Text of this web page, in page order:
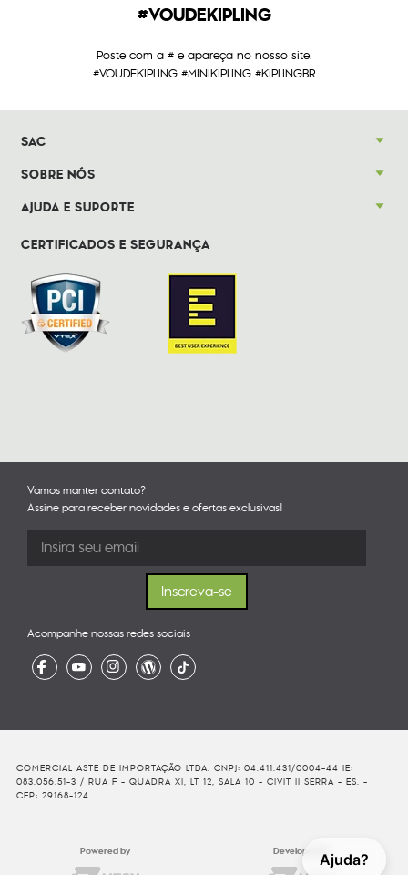
Ajuda?
#VOUDEKIPLING
Poste com a # e apareça no nosso site.
#VOUDEKIPLING #MINIKIPLING #KIPLINGBR
SAC
SOBRE NÓS
AJUDA E SUPORTE
CERTIFICADOS E SEGURANÇA
Vamos manter contato?
Assine para receber novidades e ofertas exclusivas!
Acompanhe nossas redes sociais
COMERCIAL ASTE DE IMPORTAÇÃO LTDA. CNPJ: 04.411.431/0004-44 IE:
083.056.51-3 / RUA F - QUADRA XI, LT 12, SALA 10 - CIVIT II SERRA - ES. -
CEP: 29168-124
Powered by Developed By